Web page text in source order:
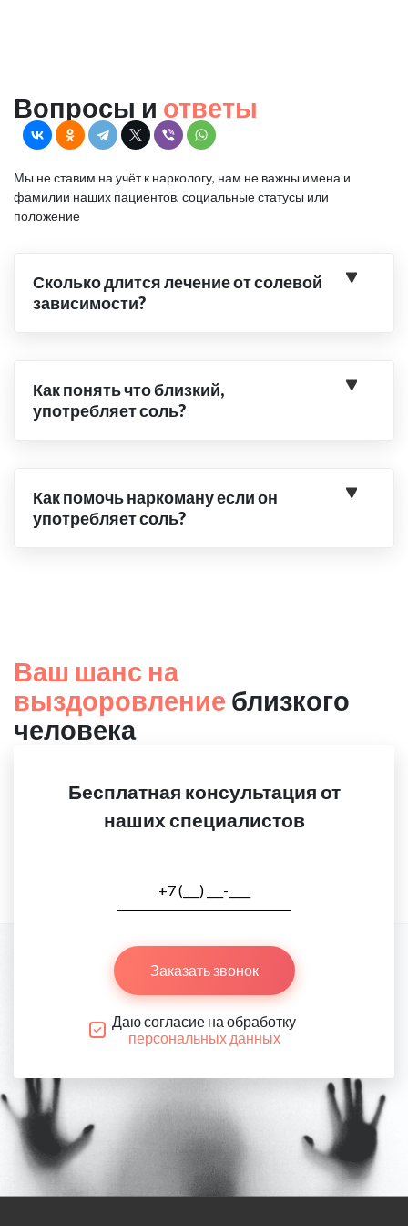
Вопросы и ответы
Мы не ставим на учёт к наркологу, нам не важны имена и
фамилии наших пациентов, социальные статусы или
положение
Сколько длится лечение от солевой
зависимости?
Как понять что близкий,
употребляет соль?
Как помочь наркоману если он
употребляет соль?
Ваш шанс на
выздоровление близкого
человека
Бесплатная консультация от
наших специалистов
Заказать звонок
Даю согласие на обработку
персональных данных